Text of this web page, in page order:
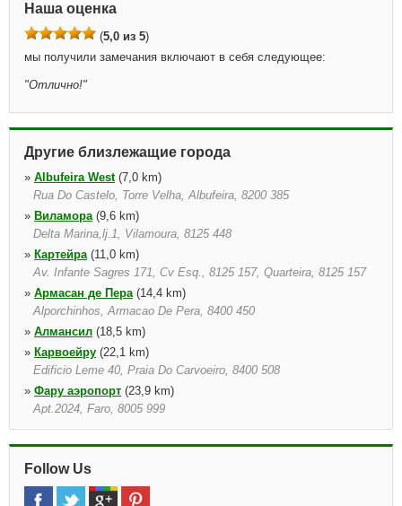
Наша оценка
(5,0 из 5)
мы получили замечания включают в себя следующее:
"Отлично!"
Другие близлежащие города
» Albufeira West(7,0 km)
Rua Do Castelo, Torre Velha, Albufeira, 8200 385
» Виламора(9,6 km)
Delta Marina,lj.1, Vilamoura, 8125 448
» Картейра(11,0 km)
Av. Infante Sagres 171, Cv Esq., 8125 157, Quarteira, 8125 157
» Армасан де Пера(14,4 km)
Alporchinhos, Armacao De Pera, 8400 450
» Алмансил (18,5 km)
» Карвоейру (22,1 km)
Edificio Leme 40, Praia Do Carvoeiro, 8400 508
» Фару аэропорт (23,9 km)
Apt.2024, Faro, 8005 999
»Фару Montenegro(24,1 km)
Estrada Do Aeroporto, Faro, 8000 124
Follow Us